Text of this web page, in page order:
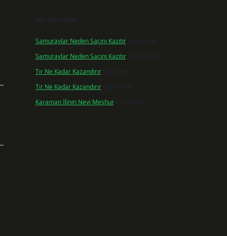
Son yorumlar
Samuraylar Neden Saçını Kazıtıriçin
admin
Samuraylar Neden Saçını Kazıtıriçin
Fadime
Tır Ne Kadar Kazandırıriçin
admin
Tır Ne Kadar Kazandırıriçin Sevim
Karaman Ilinin Neyi Meşhuriçin admin